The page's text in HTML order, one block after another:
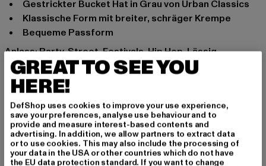
Gestrickter Bucket Hat in Grau von Urban Classics
Klassische Form mit breiter, schräger Krempe
Bequeme Passform
Anlass: Party, Street, Festivals, Hip Hop, Lässig
Marke: Urban Classics
Kat.: Bucket Hats
Farbe: grau
Hersteller Farbe: heathergrey
Materialzusammensetzung: 100% Polyacryl
Art.Nr: TB5864-03061
GREAT TO SEE YOU
HERE!
DefShop uses cookies to improve your use experience,
save your preferences, analyse use behaviour and to
provide and measure interest-based contents and
advertising. In addition, we allow partners to extract data
or to use cookies. This may also include the processing of
your data in the USA or other countries which do not have
the EU data protection standard. If you want to change